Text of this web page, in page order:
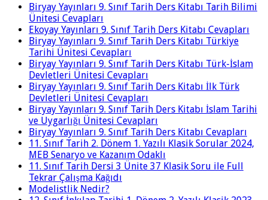
Biryay Yayınları 9. Sınıf Tarih Ders Kitabı Tarih Bilimi
Ünitesi Cevapları
Ekoyay Yayınları 9. Sınıf Tarih Ders Kitabı Cevapları
Biryay Yayınları 9. Sınıf Tarih Ders Kitabı Türkiye
Tarihi Ünitesi Cevapları
Biryay Yayınları 9. Sınıf Tarih Ders Kitabı Türk-İslam
Devletleri Ünitesi Cevapları
Biryay Yayınları 9. Sınıf Tarih Ders Kitabı İlk Türk
Devletleri Ünitesi Cevapları
Biryay Yayınları 9. Sınıf Tarih Ders Kitabı İslam Tarihi
ve Uygarlığı Ünitesi Cevapları
Biryay Yayınları 9. Sınıf Tarih Ders Kitabı Cevapları
11. Sınıf Tarih 2. Dönem 1. Yazılı Klasik Sorular 2024,
MEB Senaryo ve Kazanım Odaklı
11. Sınıf Tarih Dersi 3 Ünite 37 Klasik Soru ile Full
Tekrar Çalışma Kağıdı
Modelistlik Nedir?